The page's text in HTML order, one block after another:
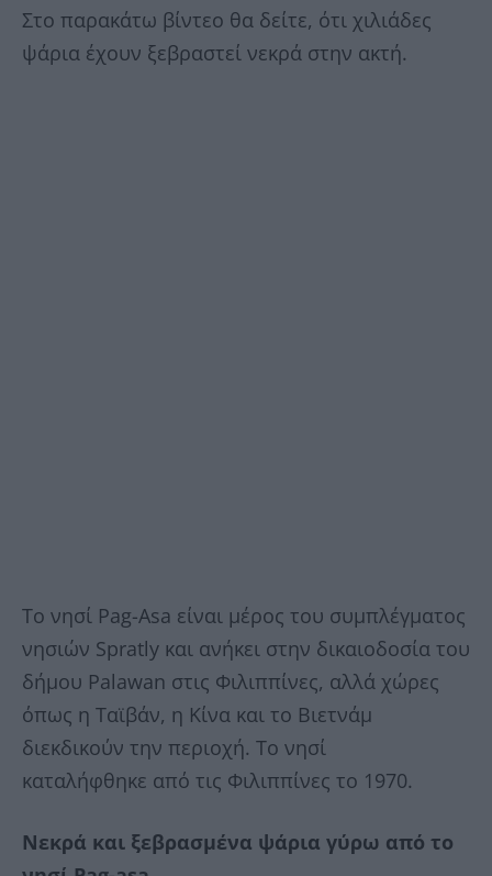
Στο παρακάτω βίντεο θα δείτε, ότι χιλιάδες
ψάρια έχουν ξεβραστεί νεκρά στην ακτή.
Το νησί Pag-Asa είναι μέρος του συμπλέγματος
νησιών Spratly και ανήκει στην δικαιοδοσία του
δήμου Palawan στις Φιλιππίνες, αλλά χώρες
όπως η Ταϊβάν, η Κίνα και το Βιετνάμ
διεκδικούν την περιοχή. Το νησί
καταλήφθηκε από τις Φιλιππίνες το 1970.
Νεκρά και ξεβρασμένα ψάρια γύρω από το